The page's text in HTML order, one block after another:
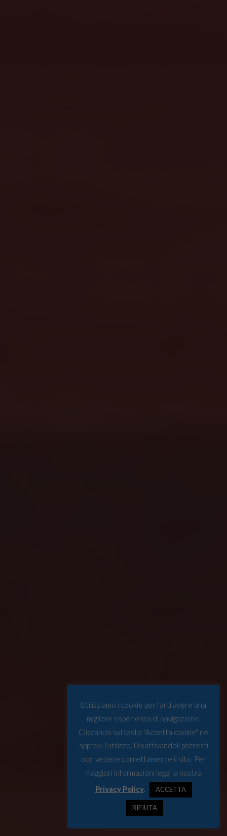
Utilizziamo i cookie per farti avere una
migliore esperienza di navigazione.
Cliccando sul tasto "Accetta cookie" ne
approvi l'utilizzo. Disattivandoli potresti
non vedere correttamente il sito. Per
maggiori informazioni leggi la nostra
Privacy Policy. ACCETTA
RIFIUTA